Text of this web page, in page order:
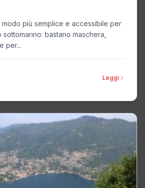
più semplice e accessibile per
bastano maschera,
per...
Leggi